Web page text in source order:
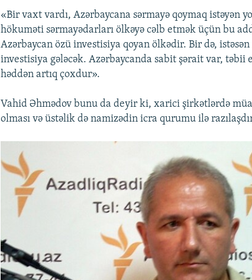
«Bir vaxt vardı, Azərbaycana sərmayə qoymaq istəyən
hökuməti sərmayədarları ölkəyə cəlb etmək üçün bu
Azərbaycan özü investisiya qoyan ölkədir. Bir də, istəsən
investisiya gələcək. Azərbaycanda sabit şərait var, təbii
həddən artıq çoxdur».
Vahid Əhmədov bunu da deyir ki, xarici şirkətlərdə
olması və üstəlik də namizədin icra qurumu ilə